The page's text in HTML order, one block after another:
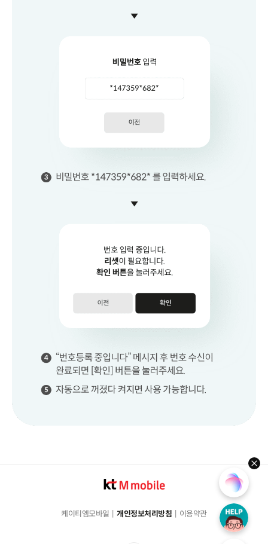
케이티엠모바일 개인정보처리방침 이용약관
help